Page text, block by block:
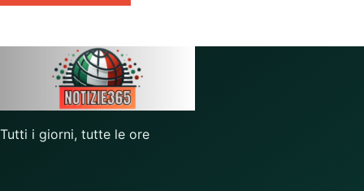
Tutti i giorni, tutte le ore